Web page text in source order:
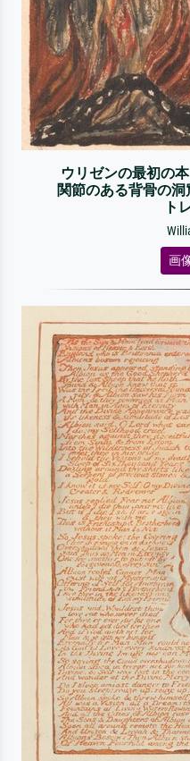
ウリゼンの最初の
関節のある背骨の
ト
画